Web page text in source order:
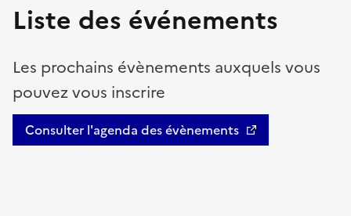
Liste des événements
Les prochains évènements auxquels vous
pouvez vous inscrire
Consulter l'agenda des évènements